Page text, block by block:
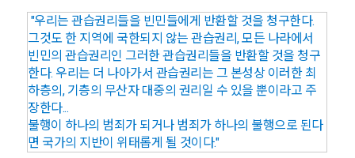
"우리는 관습권리들을 빈민들에게 반환할 것을 청구한다.
그것도 한 지역에 국한되지 않는 관습권리, 모든 나라에서
빈민의 관습권리인 그러한 관습권리들을 반환할 것을 청구
한다. 우리는 더 나아가서 관습권리는 그 본성상 이러한 최
하층의, 기층의 무산자 대중의 권리일 수 있을 뿐이라고 주
장한다...
불행이 하나의 범죄가 되거나 범죄가 하나의 불행으로 된다
면 국가의 지반이 위태롭게 될 것이다."